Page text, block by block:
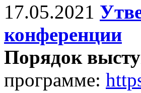
17.05.2021
конференции
Порядок
программе: